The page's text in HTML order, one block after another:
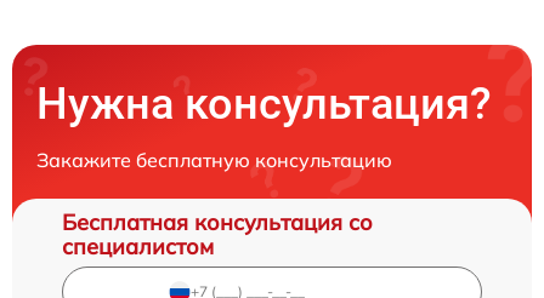
Нужна консультация?
Закажите бесплатную консультацию
Бесплатная консультация со
специалистом